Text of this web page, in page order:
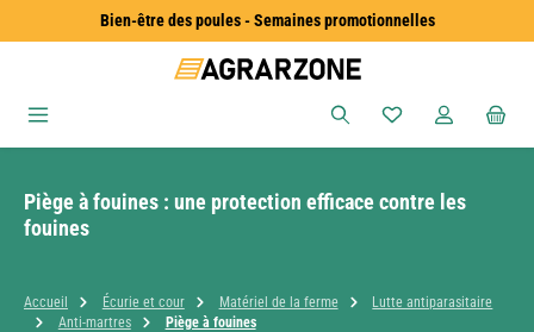
Passer au contenu principalBien-être des poules - Semaines promotionnelles
Vous avez 0
Piège à fouines : une protection efficace contre les
fouines
Accueil Écurie et cour Matériel de la ferme
Lutte antiparasitaire
Anti-martres
Piège à fouines